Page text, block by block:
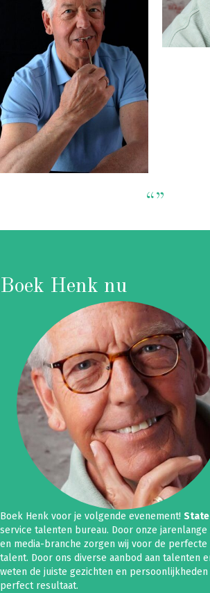
“”
Boek Henk nu
Boek Henk voor je volgende evenement!
service talenten bureau. Door onze
en media-branche zorgen wij voor de
talent. Door ons diverse aanbod aan talenten
weten de juiste gezichten en
perfect resultaat.